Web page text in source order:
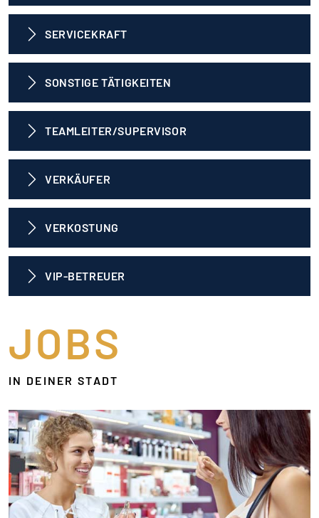
SERVICEKRAFT
SONSTIGE TÄTIGKEITEN
TEAMLEITER/SUPERVISOR
VERKÄUFER
VERKOSTUNG
VIP-BETREUER
JOBS
IN DEINER STADT